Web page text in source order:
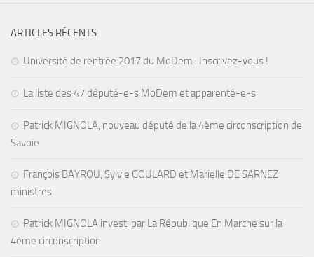
ARTICLES RÉCENTS
Université de rentrée 2017 du MoDem : Inscrivez-vous !
La liste des 47 député-e-s MoDem et apparenté-e-s
Patrick MIGNOLA, nouveau député de la 4ème circonscription de
Savoie
François BAYROU, Sylvie GOULARD et Marielle DE SARNEZ
ministres
Patrick MIGNOLA investi par La République En Marche sur la
4ème circonscription